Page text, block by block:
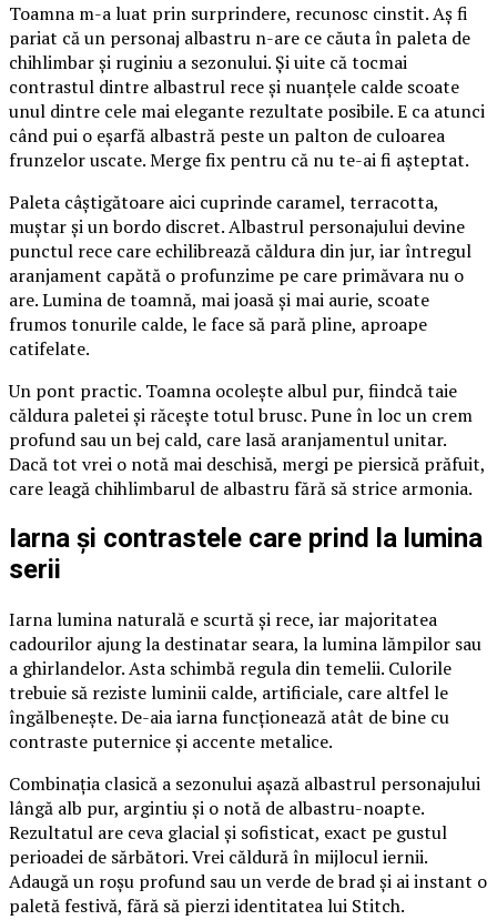
Toamna m-a luat prin surprindere, recunosc cinstit. Aș fi
pariat că un personaj albastru n-are ce căuta în paleta de
chihlimbar și ruginiu a sezonului. Și uite că tocmai
contrastul dintre albastrul rece și nuanțele calde scoate
unul dintre cele mai elegante rezultate posibile. E ca atunci
când pui o eșarfă albastră peste un palton de culoarea
frunzelor uscate. Merge fix pentru că nu te-ai fi așteptat.
Paleta câștigătoare aici cuprinde caramel, terracotta,
muștar și un bordo discret. Albastrul personajului devine
punctul rece care echilibrează căldura din jur, iar întregul
aranjament capătă o profunzime pe care primăvara nu o
are. Lumina de toamnă, mai joasă și mai aurie, scoate
frumos tonurile calde, le face să pară pline, aproape
catifelate.
Un pont practic. Toamna ocolește albul pur, fiindcă taie
căldura paletei și răcește totul brusc. Pune în loc un crem
profund sau un bej cald, care lasă aranjamentul unitar.
Dacă tot vrei o notă mai deschisă, mergi pe piersică prăfuit,
care leagă chihlimbarul de albastru fără să strice armonia.
Iarna și contrastele care prind la lumina
serii
Iarna lumina naturală e scurtă și rece, iar majoritatea
cadourilor ajung la destinatar seara, la lumina lămpilor sau
a ghirlandelor. Asta schimbă regula din temelii. Culorile
trebuie să reziste luminii calde, artificiale, care altfel le
îngălbenește. De-aia iarna funcționează atât de bine cu
contraste puternice și accente metalice.
Combinația clasică a sezonului așază albastrul personajului
lângă alb pur, argintiu și o notă de albastru-noapte.
Rezultatul are ceva glacial și sofisticat, exact pe gustul
perioadei de sărbători. Vrei căldură în mijlocul iernii.
Adaugă un roșu profund sau un verde de brad și ai instant o
paletă festivă, fără să pierzi identitatea lui Stitch.